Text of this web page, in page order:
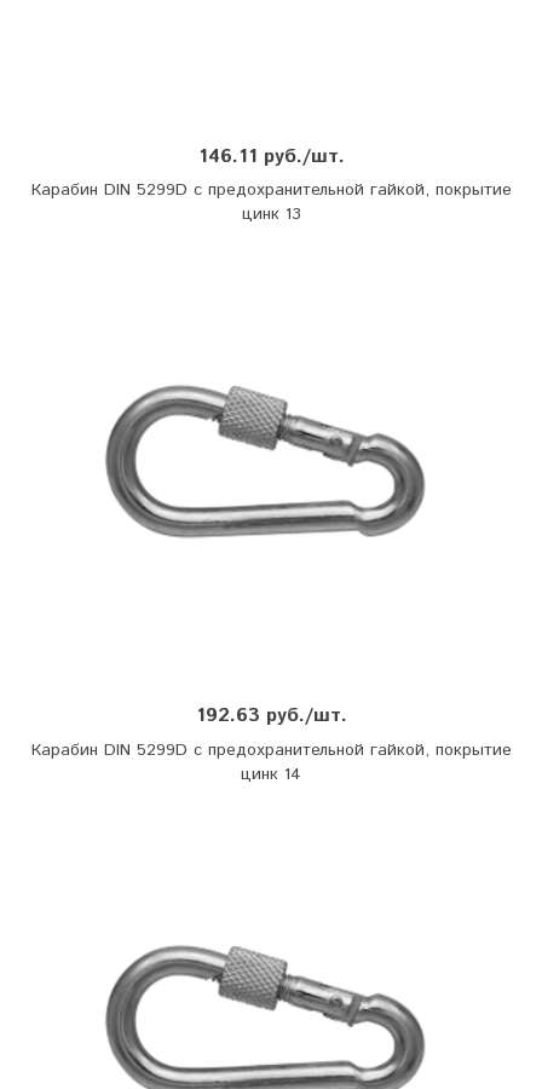
146.11 руб./шт.
Карабин DIN 5299D с предохранительной гайкой, покрытие
цинк 13
192.63 руб./шт.
Карабин DIN 5299D с предохранительной гайкой, покрытие
цинк 14